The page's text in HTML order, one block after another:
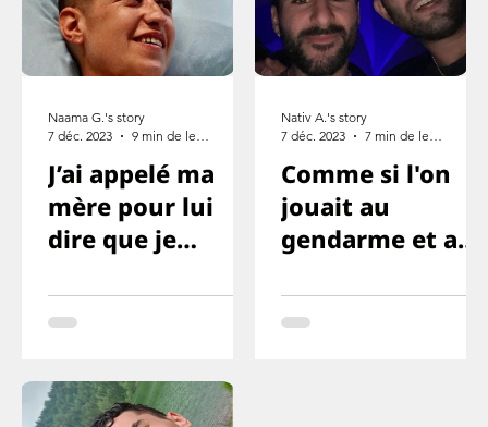
J’ai appelé ma
mère pour lui
dire que je
cette fois je ne
survivrai pas
Naama G.'s story
7 déc. 2023
9 min de lecture
Comme si l'on
jouait au
gendarme et au
quelque chose
comme ça
Nativ A.'s story
7 déc. 2023
7 min de lecture